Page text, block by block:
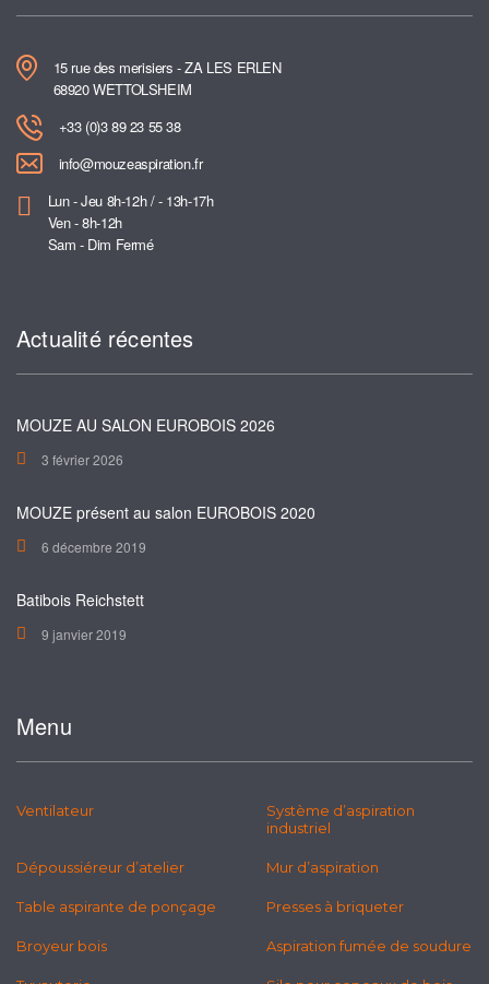
15 rue des merisiers - ZA LES ERLEN
68920 WETTOLSHEIM
+33 (0)3 89 23 55 38
info@mouzeaspiration.fr
Lun - Jeu 8h-12h / - 13h-17h
Ven - 8h-12h
Sam - Dim Fermé
Actualité récentes
MOUZE AU SALON EUROBOIS 2026
3 février 2026
MOUZE présent au salon EUROBOIS 2020
6 décembre 2019
Batibois Reichstett
9 janvier 2019
Menu
Ventilateur
Système d’aspiration
industriel
Dépoussiéreur d’atelier Mur d’aspiration
Table aspirante de ponçage Presses à briqueter
Broyeur bois Aspiration fumée de soudure